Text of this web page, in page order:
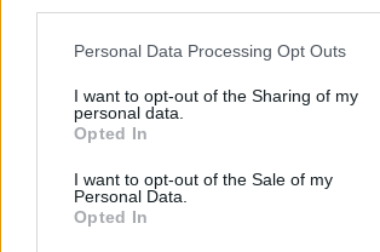
Personal Data Processing Opt Outs
I want to opt-out of the Sharing of my
personal data.
Opted In
I want to opt-out of the Sale of my
Personal Data.
Opted In